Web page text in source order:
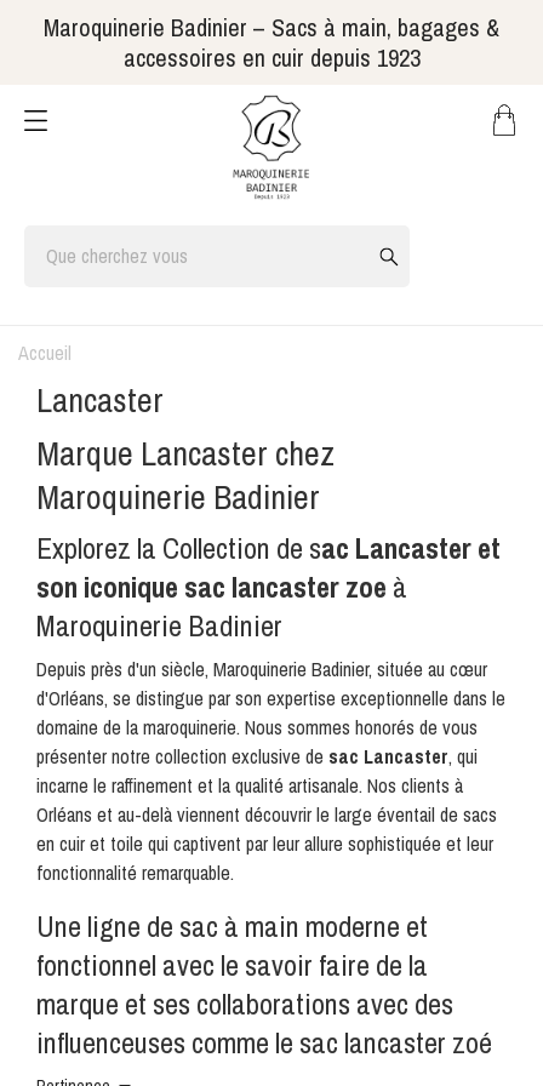
Maroquinerie Badinier – Sacs à main, bagages &
accessoires en cuir depuis 1923
Accueil
Lancaster
Marque Lancaster chez
Maroquinerie Badinier
Explorez la Collection de sac Lancaster et
son iconique sac lancaster zoe à
Maroquinerie Badinier
Depuis près d'un siècle, Maroquinerie Badinier, située au cœur
d'Orléans, se distingue par son expertise exceptionnelle dans le
domaine de lamaroquinerie. Nous sommes honorés de vous
présenter notre collection exclusive de sac Lancaster, qui
incarne le raffinement et la qualité artisanale. Nos clients à
Orléans et au-delà viennent découvrir le large éventail de sacs
en cuir et toile qui captivent par leur allure sophistiquée et leur
fonctionnalité remarquable.
Une ligne de sac à main moderne et
fonctionnel avec le savoir faire de la
marque et ses collaborations avec des
influenceuses comme le sac lancaster zoé